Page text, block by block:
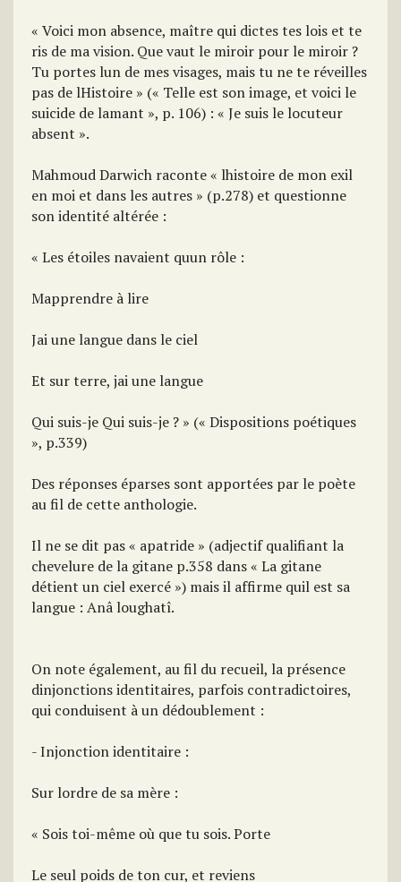
« Voici mon absence, maître qui dictes tes lois et te
ris de ma vision. Que vaut le miroir pour le miroir ?
Tu portes lun de mes visages, mais tu ne te réveilles
pas de lHistoire » (« Telle est son image, et voici le
suicide de lamant », p. 106) : « Je suis le locuteur
absent ».
Mahmoud Darwich raconte « lhistoire de mon exil
en moi et dans les autres » (p.278) et questionne
son identité altérée :
« Les étoiles navaient quun rôle :
Mapprendre à lire
Jai une langue dans le ciel
Et sur terre, jai une langue
Qui suis-je Qui suis-je ? » (« Dispositions poétiques
», p.339)
Des réponses éparses sont apportées par le poète
au fil de cette anthologie.
Il ne se dit pas « apatride » (adjectif qualifiant la
chevelure de la gitane p.358 dans « La gitane
détient un ciel exercé ») mais il affirme quil est sa
langue : Anâ loughatî.
On note également, au fil du recueil, la présence
dinjonctions identitaires, parfois contradictoires,
qui conduisent à un dédoublement :
- Injonction identitaire :
Sur lordre de sa mère :
« Sois toi-même où que tu sois. Porte
Le seul poids de ton cur, et reviens